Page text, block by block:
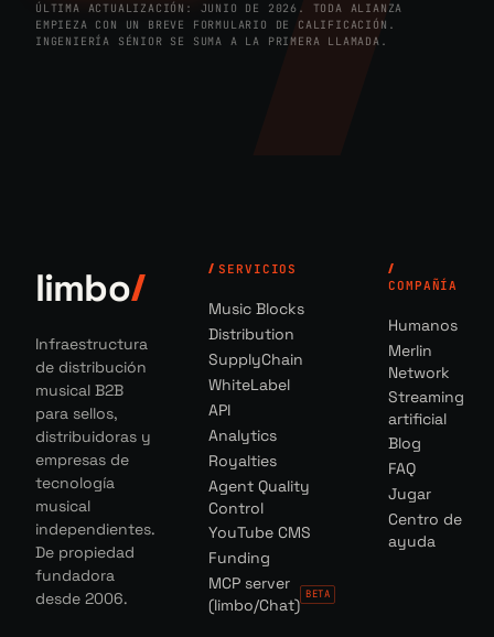
ÚLTIMA ACTUALIZACIÓN: JUNIO DE 2026. TODA ALIANZA
EMPIEZA CON UN BREVE FORMULARIO DE CALIFICACIÓN.
INGENIERÍA SÉNIOR SE SUMA A LA PRIMERA LLAMADA.
limbo
Infraestructura
de distribución
musical B2B
para sellos,
distribuidoras y
empresas de
tecnología
musical
independientes.
De propiedad
fundadora
desde 2006.
SERVICIOS
Music Blocks
Distribution
SupplyChain
WhiteLabel
API
Analytics
Royalties
Agent Quality
Control
YouTube CMS
Funding
MCP server
(limbo/Chat)
BETA
COMPAÑÍA
Humanos
Merlin
Network
Streaming
artificial
Blog
FAQ
Jugar
Centro de
ayuda